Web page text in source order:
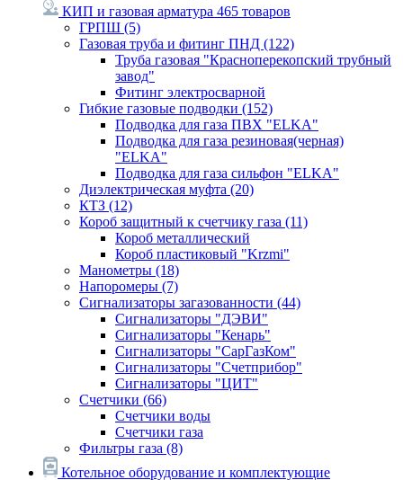
КИП и газовая арматура 465 товаров
ГРПШ (5)
Газовая труба и фитинг ПНД (122)
Труба газовая "Красноперекопский трубный
завод"
Фитинг электросварной
Гибкие газовые подводки (152)
Подводка для газа ПВХ "ELKA"
Подводка для газа резиновая(черная)
"ELKA"
Подводка для газа сильфон "ELKA"
Диэлектрическая муфта (20)
КТЗ (12)
Короб защитный к счетчику газа (11)
Короб металлический
Короб пластиковый "Krzmi"
Манометры (18)
Напоромеры (7)
Сигнализаторы загазованности (44)
Сигнализаторы "ДЭВИ"
Сигнализаторы "Кенарь"
Сигнализаторы "СарГазКом"
Сигнализаторы "Счетприбор"
Сигнализаторы "ЦИТ"
Счетчики (66)
Счетчики воды
Счетчики газа
Фильтры газа (8)
Котельное оборудование и комплектующие